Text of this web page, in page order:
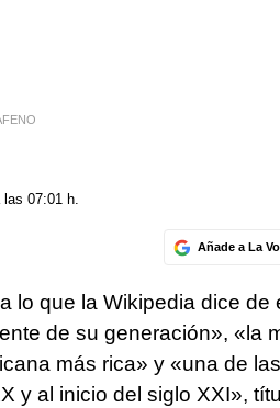
07:01 h.
Añade a La
lo que la Wikipedia dice de
de su generación», «la
más rica» y «una de
y al inicio del siglo XXI»,